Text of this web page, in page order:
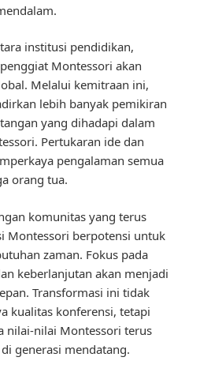
institusi pendidikan,
Montessori akan
Melalui kemitraan ini,
lebih banyak pemikiran
yang dihadapi dalam
Pertukaran ide dan
pengalaman semua
orang tua.
komunitas yang terus
Montessori berpotensi untuk
zaman. Fokus pada
keberlanjutan akan menjadi
Transformasi ini tidak
kualitas konferensi, tetapi
nilai-nilai Montessori terus
generasi mendatang.